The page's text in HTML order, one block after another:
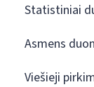
Statistiniai
Asmens
Viešieji